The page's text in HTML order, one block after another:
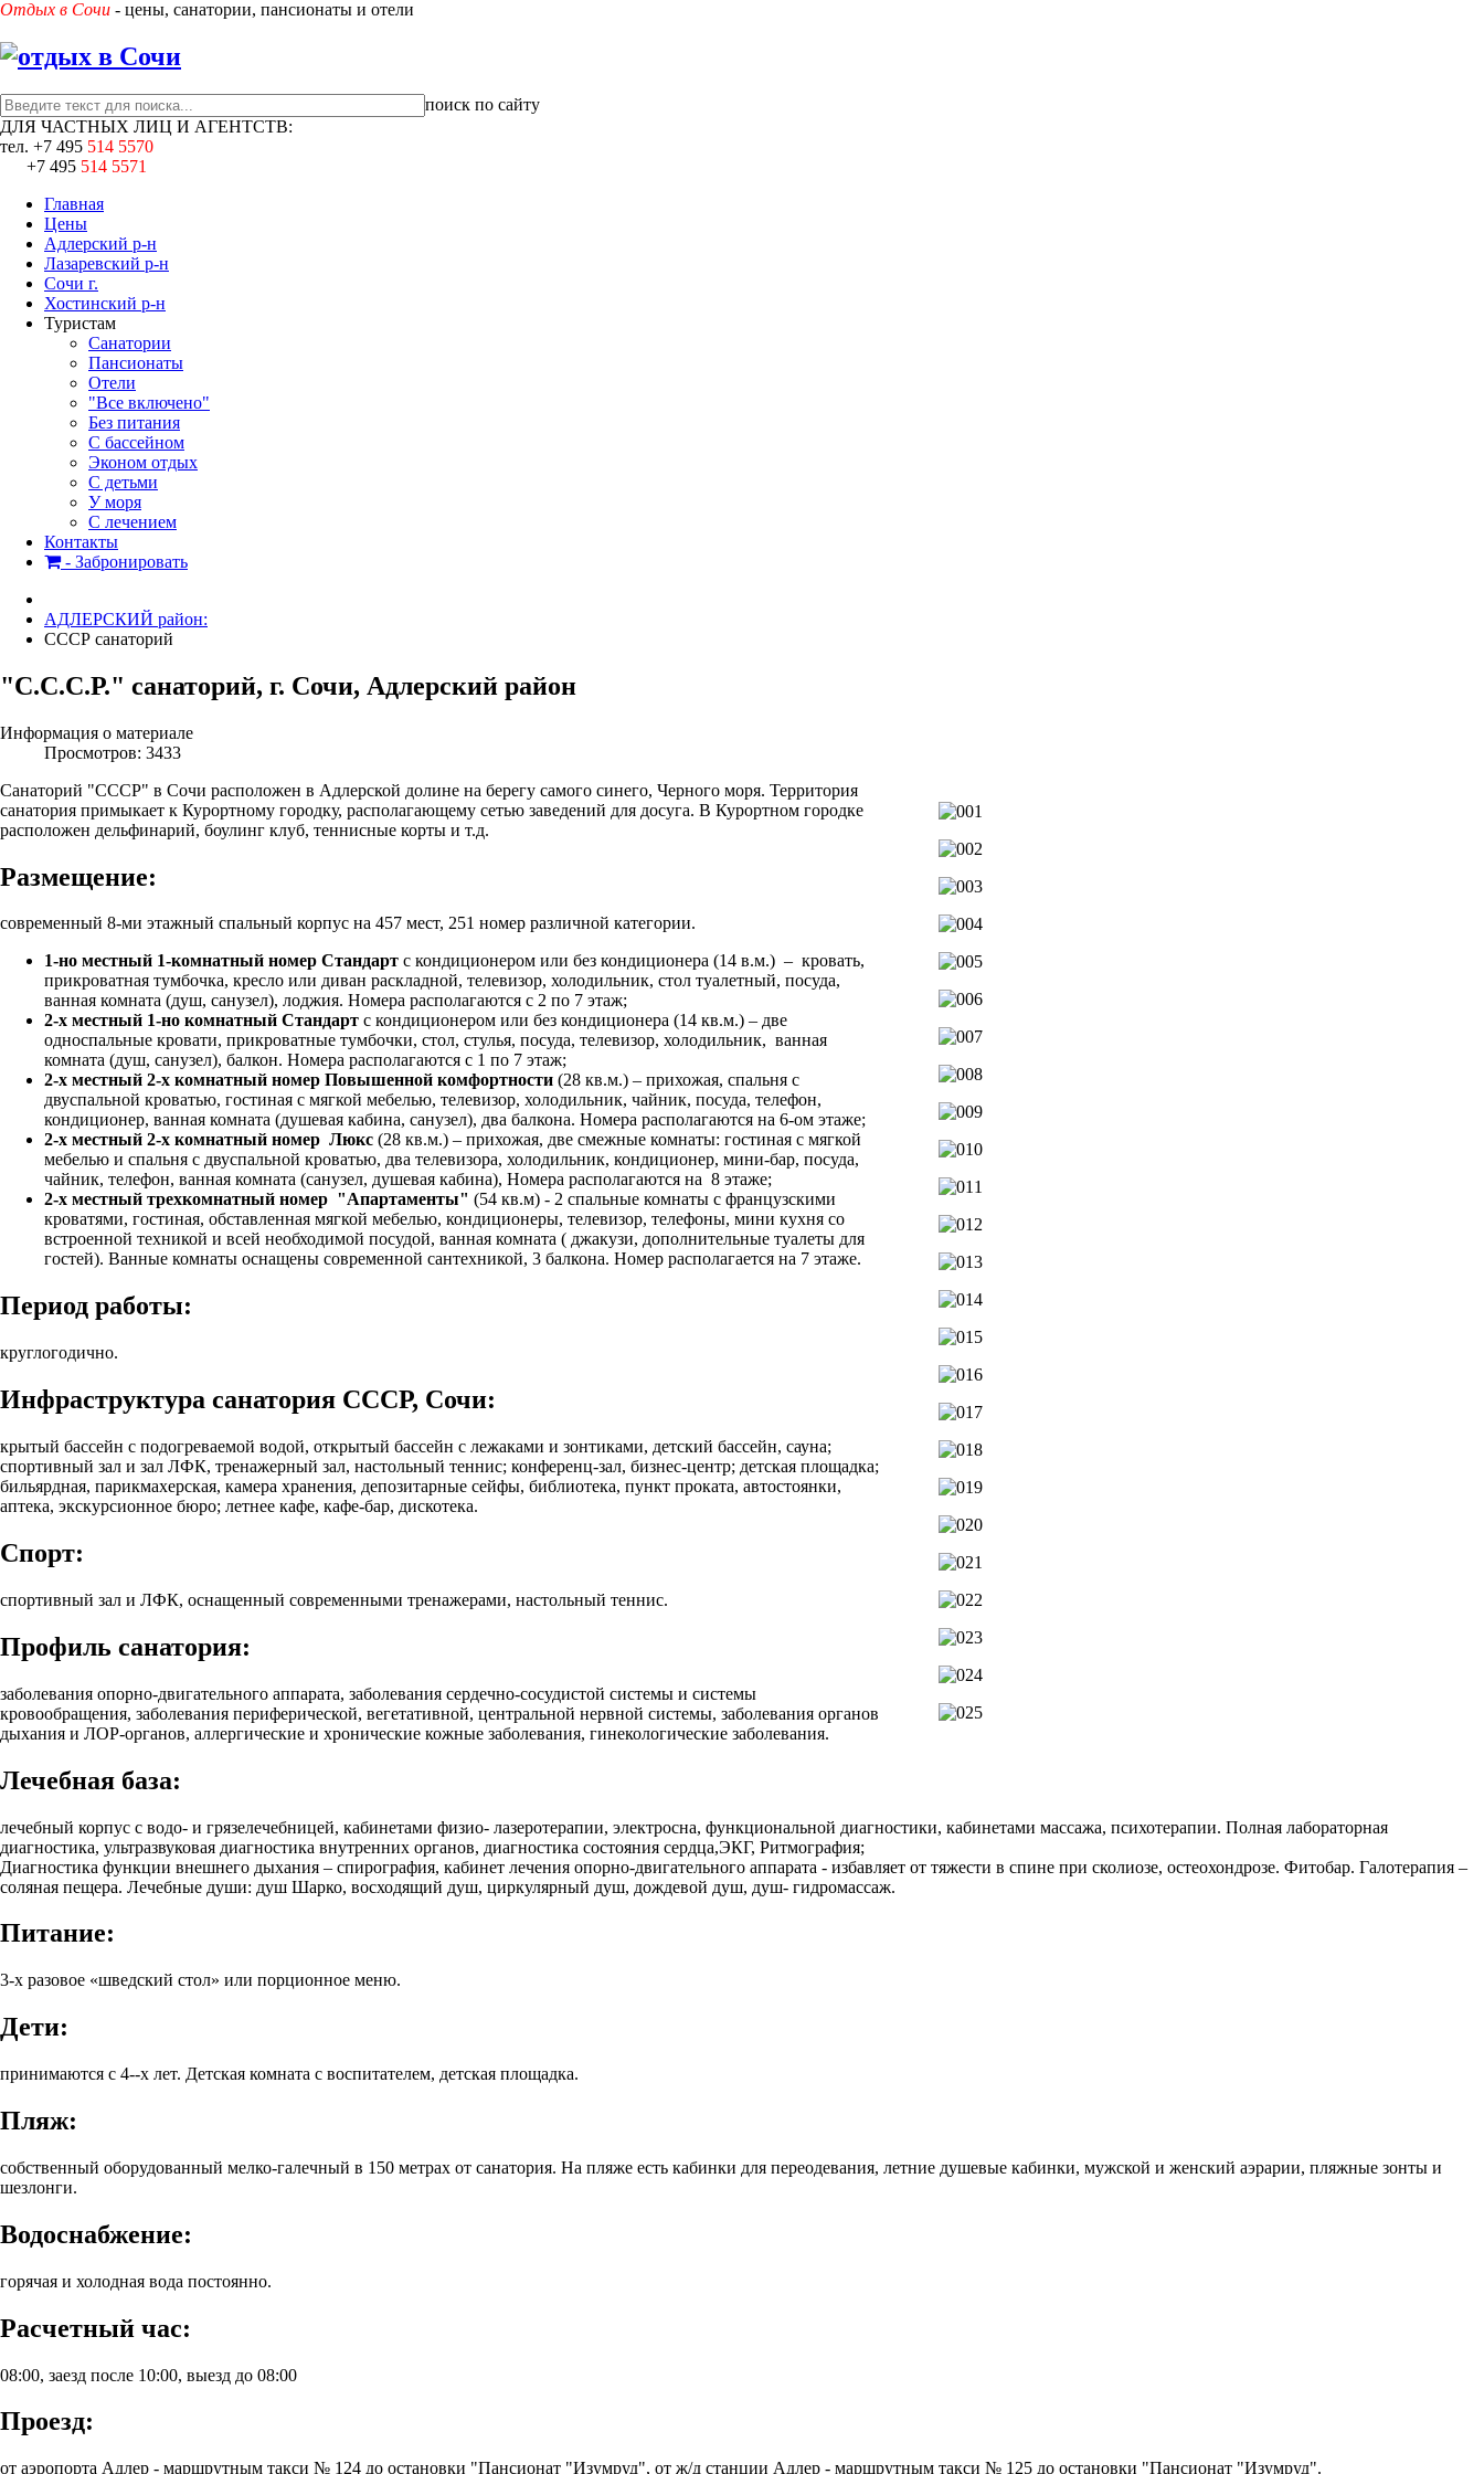
Отдых в Сочи - цены, санатории, пансионаты и отели
поиск по сайту
ДЛЯ ЧАСТНЫХ ЛИЦ И АГЕНТСТВ:
тел. +7 495 514 5570
+7 495 514 5571
Главная
Цены
Адлерский р-н
Лазаревский р-н
Сочи г.
Хостинский р-н
Туристам
Санатории
Пансионаты
Отели
"Все включено"
Без питания
С бассейном
Эконом отдых
С детьми
У моря
С лечением
Контакты
- Забронировать
АДЛЕРСКИЙ район:
СССР санаторий
"С.С.С.Р." санаторий, г. Сочи, Адлерский район
Информация о материале
Просмотров: 3433
Санаторий "СССР" в Сочи расположен в Адлерской долине на берегу самого синего, Черного моря. Территория
санатория примыкает к Курортному городку, располагающему сетью заведений для досуга. В Курортном городке
расположен дельфинарий, боулинг клуб, теннисные корты и т.д.
Размещение:
современный 8-ми этажный спальный корпус на 457 мест, 251 номер различной категории.
1-но местный 1-комнатный номер Стандарт с кондиционером или без кондиционера (14 в.м.) – кровать,
прикроватная тумбочка, кресло или диван раскладной, телевизор, холодильник, стол туалетный, посуда,
ванная комната (душ, санузел), лоджия. Номера располагаются с 2 по 7 этаж;
2-х местный 1-но комнатный Стандарт с кондиционером или без кондиционера (14 кв.м.) – две
односпальные кровати, прикроватные тумбочки, стол, стулья, посуда, телевизор, холодильник, ванная
комната (душ, санузел), балкон. Номера располагаются с 1 по 7 этаж;
2-х местный 2-х комнатный номер Повышенной комфортности (28 кв.м.) – прихожая, спальня с
двуспальной кроватью, гостиная с мягкой мебелью, телевизор, холодильник, чайник, посуда, телефон,
кондиционер, ванная комната (душевая кабина, санузел), два балкона. Номера располагаются на 6-ом этаже;
2-х местный 2-х комнатный номер Люкс (28 кв.м.) – прихожая, две смежные комнаты: гостиная с мягкой
мебелью и спальня с двуспальной кроватью, два телевизора, холодильник, кондиционер, мини-бар, посуда,
чайник, телефон, ванная комната (санузел, душевая кабина), Номера располагаются на 8 этаже;
2-х местный трехкомнатный номер "Апартаменты" (54 кв.м) - 2 спальные комнаты с французскими
кроватями, гостиная, обставленная мягкой мебелью, кондиционеры, телевизор, телефоны, мини кухня со
встроенной техникой и всей необходимой посудой, ванная комната ( джакузи, дополнительные туалеты для
гостей). Ванные комнаты оснащены современной сантехникой, 3 балкона. Номер располагается на 7 этаже.
Период работы:
круглогодично.
Инфраструктура санатория СССР, Сочи:
крытый бассейн с подогреваемой водой, открытый бассейн с лежаками и зонтиками, детский бассейн, сауна;
спортивный зал и зал ЛФК, тренажерный зал, настольный теннис; конференц-зал, бизнес-центр; детская площадка;
бильярдная, парикмахерская, камера хранения, депозитарные сейфы, библиотека, пункт проката, автостоянки,
аптека, экскурсионное бюро; летнее кафе, кафе-бар, дискотека.
Спорт:
спортивный зал и ЛФК, оснащенный современными тренажерами, настольный теннис.
Профиль санатория:
заболевания опорно-двигательного аппарата, заболевания сердечно-сосудистой системы и системы
кровообращения, заболевания периферической, вегетативной, центральной нервной системы, заболевания органов
дыхания и ЛОР-органов, аллергические и хронические кожные заболевания, гинекологические заболевания.
Лечебная база:
лечебный корпус с водо- и грязелечебницей, кабинетами физио- лазеротерапии, электросна, функциональной диагностики, кабинетами массажа, психотерапии. Полная лабораторная
диагностика, ультразвуковая диагностика внутренних органов, диагностика состояния сердца,ЭКГ, Ритмография;
Диагностика функции внешнего дыхания – спирография, кабинет лечения опорно-двигательного аппарата - избавляет от тяжести в спине при сколиозе, остеохондрозе. Фитобар. Галотерапия –
соляная пещера. Лечебные души: душ Шарко, восходящий душ, циркулярный душ, дождевой душ, душ- гидромассаж.
Питание:
3-х разовое «шведский стол» или порционное меню.
Дети:
принимаются с 4--х лет. Детская комната с воспитателем, детская площадка.
Пляж:
собственный оборудованный мелко-галечный в 150 метрах от санатория. На пляже есть кабинки для переодевания, летние душевые кабинки, мужской и женский аэрарии, пляжные зонты и
шезлонги.
Водоснабжение:
горячая и холодная вода постоянно.
Расчетный час:
08:00, заезд после 10:00, выезд до 08:00
Проезд:
от аэропорта Адлер - маршрутным такси № 124 до остановки "Пансионат "Изумруд", от ж/д станции Адлер - маршрутным такси № 125 до остановки "Пансионат "Изумруд".